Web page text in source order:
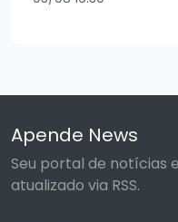
Apende News
Seu portal de notícias
atualizado via RSS.